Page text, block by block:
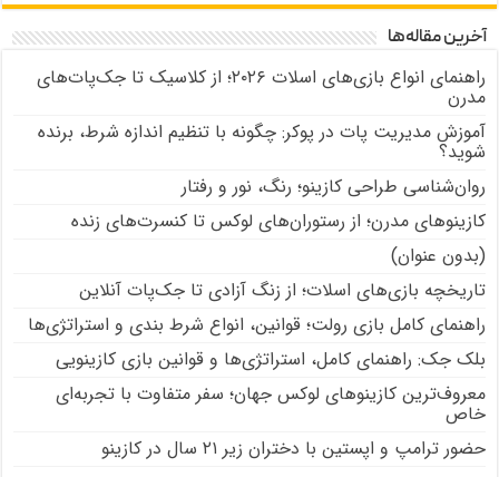
آخرین مقاله‌ها
راهنمای انواع بازی‌های اسلات ۲۰۲۶؛ از کلاسیک تا جک‌پات‌های
مدرن
آموزش مدیریت پات در پوکر: چگونه با تنظیم اندازه شرط، برنده
شوید؟
روان‌شناسی طراحی کازینو؛ رنگ، نور و رفتار
کازینوهای مدرن؛ از رستوران‌های لوکس تا کنسرت‌های زنده
(بدون عنوان)
تاریخچه بازی‌های اسلات؛ از زنگ آزادی تا جک‌پات‌ آنلاین
راهنمای کامل بازی رولت؛ قوانین، انواع شرط بندی و استراتژی‌ها
بلک جک: راهنمای کامل، استراتژی‌ها و قوانین بازی کازینویی
معروف‌ترین کازینوهای لوکس جهان؛ سفر متفاوت با تجربه‌ای
خاص
حضور ترامپ و اپستین با دختران زیر ۲۱ سال در کازینو